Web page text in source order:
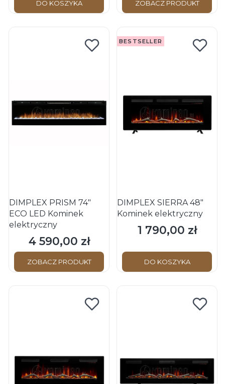
DO KOSZYKA ZOBACZ PRODUKT
DIMPLEX PRISM 74"
ECO LED Kominek
elektryczny
Cena
4 590,00 zł
ZOBACZ PRODUKT
BESTSELLER
DIMPLEX SIERRA 48"
Kominek elektryczny
Cena
1 790,00 zł
DO KOSZYKA